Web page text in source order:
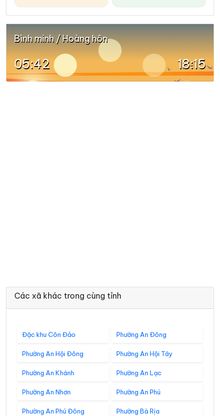
Bình minh / Hoàng hôn
05:42 18:15
Các xã khác trong cùng tỉnh
Đặc khu Côn Đảo Phường An Đông
Phường An Hội Đông Phường An Hội Tây
Phường An Khánh Phường An Lạc
Phường An Nhơn Phường An Phú
Phường An Phú Đông Phường Bà Rịa